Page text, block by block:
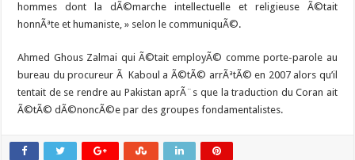
hommes dont la dÃ©marche intellectuelle et religieuse Ã©tait
honnÃªte et humaniste, » selon le communiquÃ©.
Ahmed Ghous Zalmai qui Ã©tait employÃ© comme porte-parole au
bureau du procureur Ã Kaboul a Ã©tÃ© arrÃªtÃ© en 2007 alors qu’il
tentait de se rendre au Pakistan aprÃ¨s que la traduction du Coran ait
Ã©tÃ© dÃ©noncÃ©e par des groupes fondamentalistes.